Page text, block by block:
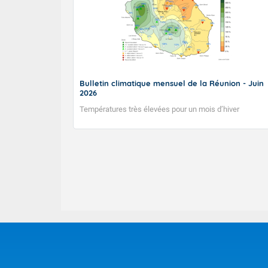
Bulletin climatique mensuel de la Réunion - Juin
2026
Températures très élevées pour un mois d’hiver